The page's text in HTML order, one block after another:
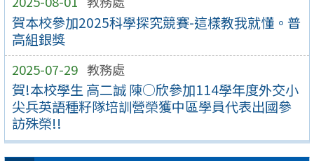
賀本校參加2025科學探究競賽-這樣教我就懂。普
高組銀獎
2025-07-29 教務處
賀!本校學生 高二誠 陳○欣參加114學年度外交小
尖兵英語種籽隊培訓營榮獲中區學員代表出國參
訪殊榮!!